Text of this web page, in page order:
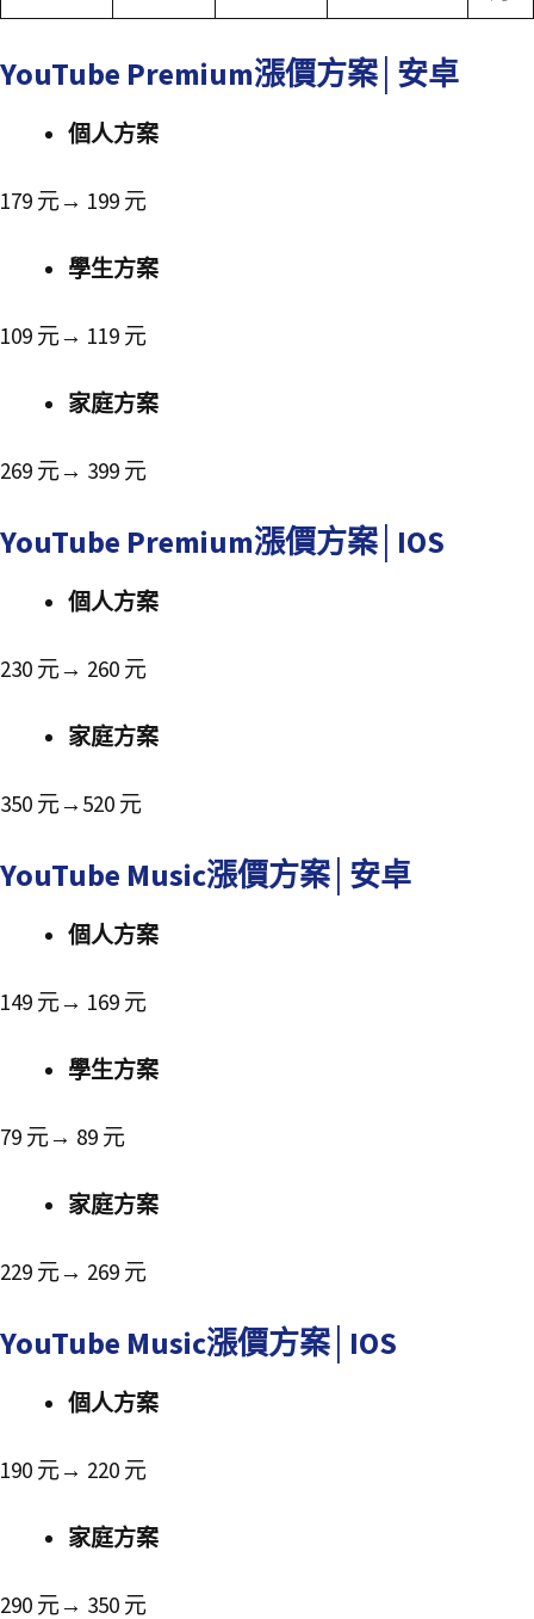
YouTube Premium漲價方案│安卓
個人方案
179 元→ 199 元
學生方案
109 元→ 119 元
家庭方案
269 元→ 399 元
YouTube Premium漲價方案│IOS
個人方案
230 元→ 260 元
家庭方案
350 元→520 元
YouTube Music漲價方案│安卓
個人方案
149 元→ 169 元
學生方案
79 元→ 89 元
家庭方案
229 元→ 269 元
YouTube Music漲價方案│IOS
個人方案
190 元→ 220 元
家庭方案
290 元→ 350 元